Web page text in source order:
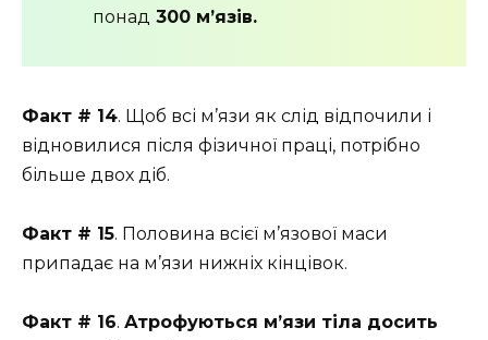
понад 300 м’язів.
Факт # 14. Щоб всі м’язи як слід відпочили і
відновилися після фізичної праці, потрібно
більше двох діб.
Факт # 15. Половина всієї м’язової маси
припадає на м’язи нижніх кінцівок.
Факт # 16. Атрофуються м’язи тіла досить